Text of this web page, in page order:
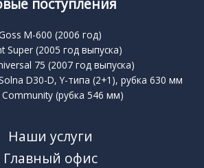
поступления
M-600 (2006 год)
Super (2005 год выпуска)
75 (2007 год выпуска)
D30-D, Y-типа (2+1), рубка 630 мм
Community (рубка 546 мм)
Наши услуги
Главный офис